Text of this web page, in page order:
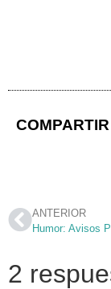
ANTERIOR
Humor: Avisos
2